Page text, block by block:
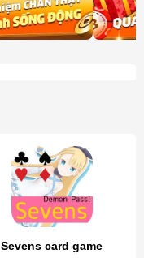
Sevens card game